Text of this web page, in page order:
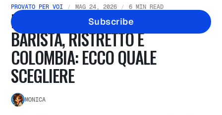
Subscribe
PROVATO PER VOI MAG 24, 2026 6 MIN READ
HO PROVATO I CAFFÈ L’OR
BARISTA, RISTRETTO E
COLOMBIA: ECCO QUALE
SCEGLIERE
MONICA